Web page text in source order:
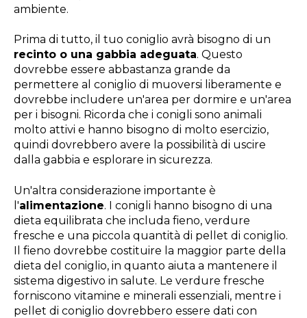
ambiente.
Prima di tutto, il tuo coniglio avrà bisogno di un
recinto o una gabbia adeguata. Questo
dovrebbe essere abbastanza grande da
permettere al coniglio di muoversi liberamente e
dovrebbe includere un'area per dormire e un'area
per i bisogni. Ricorda che i conigli sono animali
molto attivi e hanno bisogno di molto esercizio,
quindi dovrebbero avere la possibilità di uscire
dalla gabbia e esplorare in sicurezza.
Un'altra considerazione importante è
l'alimentazione. I conigli hanno bisogno di una
dieta equilibrata che includa fieno, verdure
fresche e una piccola quantità di pellet di coniglio.
Il fieno dovrebbe costituire la maggior parte della
dieta del coniglio, in quanto aiuta a mantenere il
sistema digestivo in salute. Le verdure fresche
forniscono vitamine e minerali essenziali, mentre i
pellet di coniglio dovrebbero essere dati con